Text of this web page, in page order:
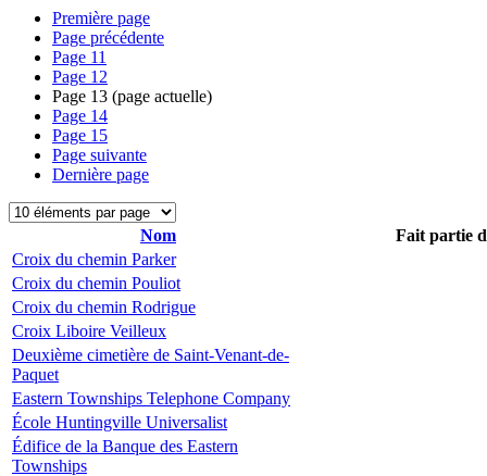
Première page
Page précédente
Page 11
Page 12
Page 13 (page actuelle)
Page 14
Page 15
Page suivante
Dernière page
Nom
Fait partie
Croix du chemin Parker
Croix du chemin Pouliot
Croix du chemin Rodrigue
Croix Liboire Veilleux
Deuxième cimetière de Saint-Venant-de-
Paquet
Eastern Townships Telephone Company
École Huntingville Universalist
Édifice de la Banque des Eastern
Townships